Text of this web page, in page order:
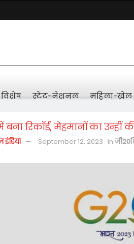
स्टेट-नेशनल महिला-खेल
बना रिकॉर्ड, मेहमानों का
इंडिया September 12, 2023 in